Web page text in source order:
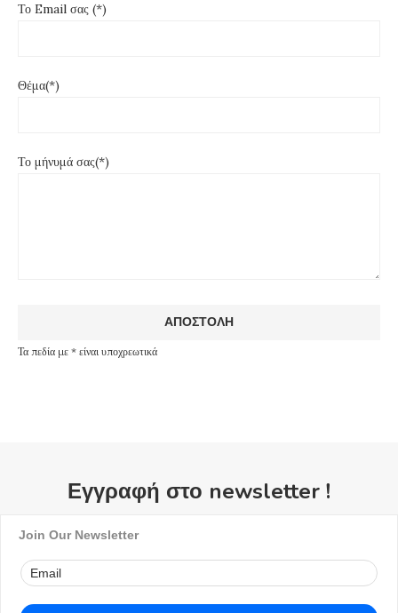
Το Email σας (*)
Θέμα(*)
Το μήνυμά σας(*)
Τα πεδία με * είναι υποχρεωτικά
Εγγραφή στο newsletter !
Join Our Newsletter